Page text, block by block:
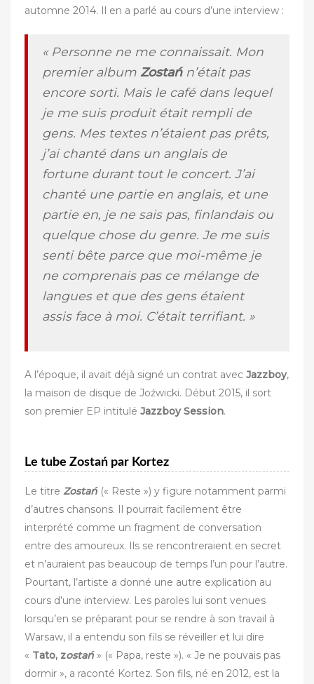
automne 2014. Il en a parlé au cours d’une interview :
« Personne ne me connaissait. Mon
premier album Zostańn’était pas
encore sorti. Mais le café dans lequel
je me suis produit était rempli de
gens. Mes textes n’étaient pas prêts,
j’ai chanté dans un anglais de
fortune durant tout le concert. J’ai
chanté une partie en anglais, et une
partie en, je ne sais pas, finlandais ou
quelque chose du genre. Je me suis
senti bête parce que moi-même je
ne comprenais pas ce mélange de
langues et que des gens étaient
assis face à moi. C’était terrifiant. »
A l’époque, il avait déjà signé un contrat avec Jazzboy,
la maison de disque de Joźwicki. Début 2015, il sort
son premier EP intitulé Jazzboy Session.
Le tube Zostań par Kortez
Le titre Zostań(« Reste ») y figure notamment parmi
d’autres chansons. Il pourrait facilement être
interprété comme un fragment de conversation
entre des amoureux. Ils se rencontreraient en secret
et n’auraient pas beaucoup de temps l’un pour l’autre.
Pourtant, l’artiste a donné une autre explication au
cours d’une interview. Les paroles lui sont venues
lorsqu’en se préparant pour se rendre à son travail à
Warsaw, il a entendu son fils se réveiller et lui dire
« Tato, zostań» (« Papa, reste »). « Je ne pouvais pas
dormir », a raconté Kortez. Son fils, né en 2012, est la